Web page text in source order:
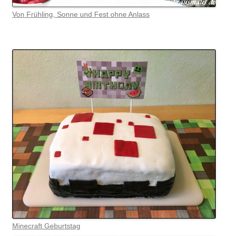
Von Frühling, Sonne und Fest ohne Anlass
Minecraft Geburtstag